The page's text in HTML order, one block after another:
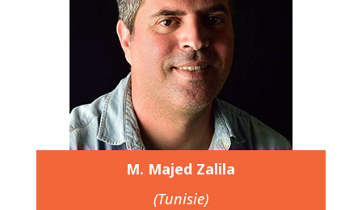
M. Majed Zalila
(Tunisie)